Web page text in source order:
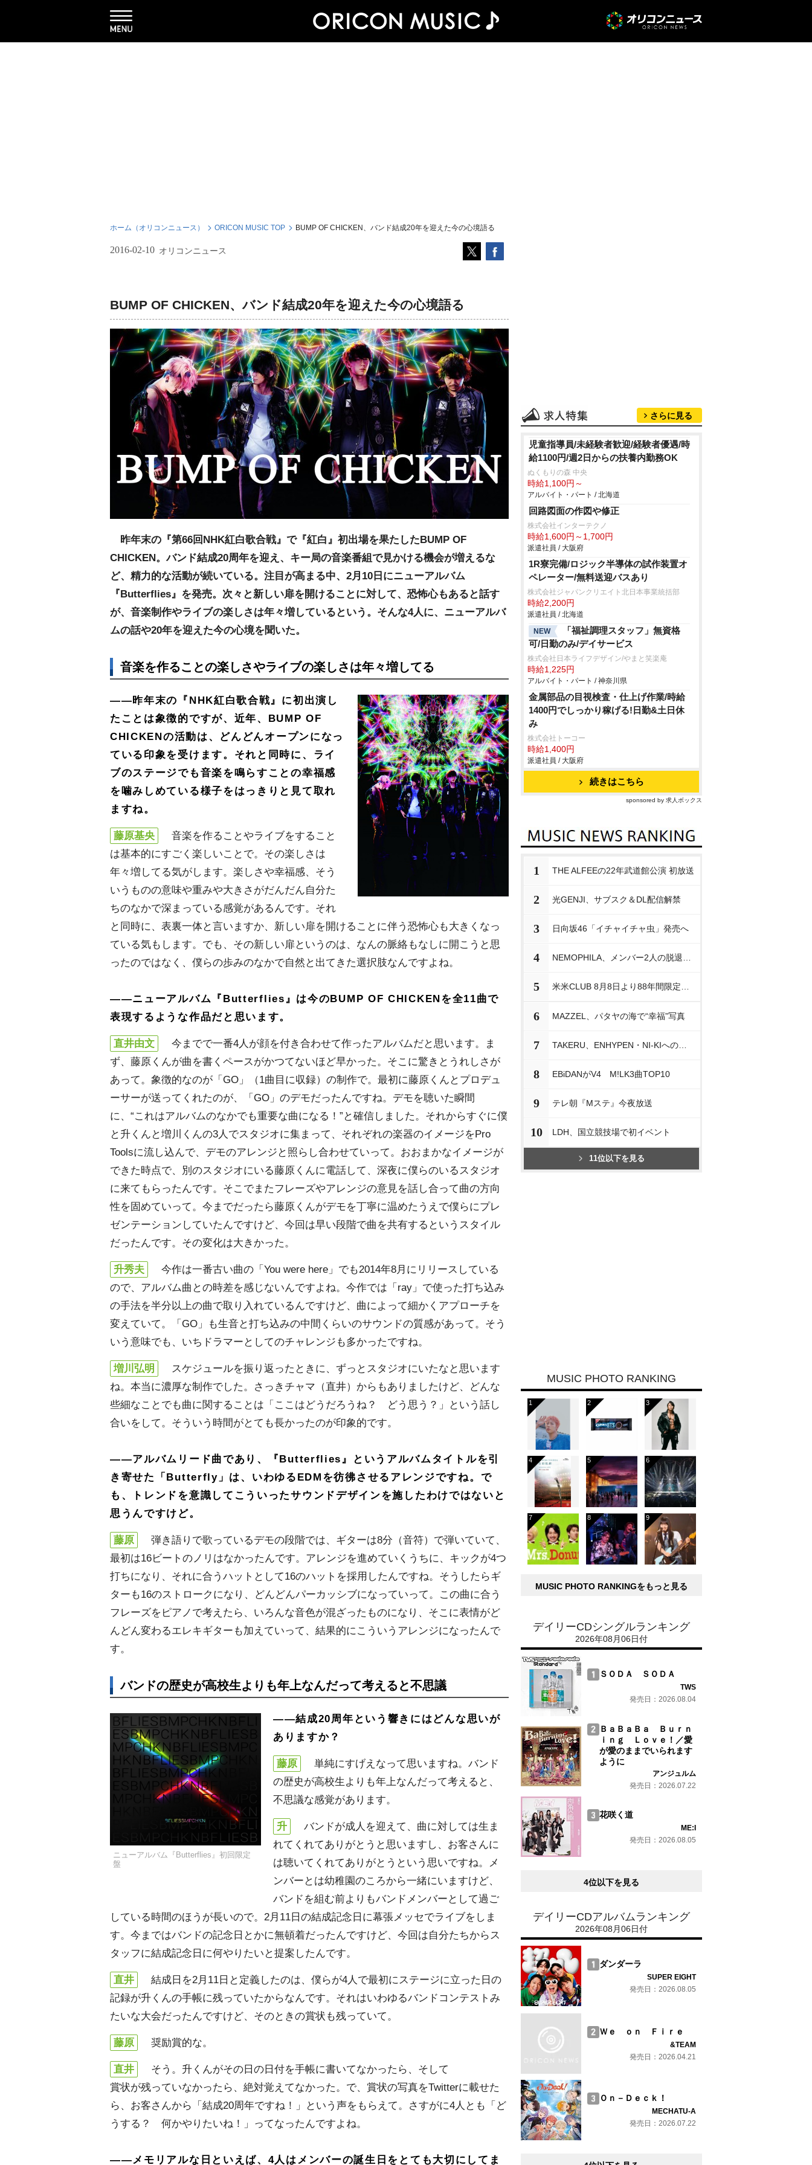
ホーム（オリコンニュース） ORICON MUSIC TOP BUMP OF CHICKEN、バンド結成20年を迎えた今の心境語る
2016-02-10 オリコンニュース
BUMP OF CHICKEN、バンド結成20年を迎えた今の心境語る
昨年末の『第66回NHK紅白歌合戦』で『紅白』初出場を果たしたBUMP OF
CHICKEN。バンド結成20周年を迎え、キー局の音楽番組で見かける機会が増えるな
ど、精力的な活動が続いている。注目が高まる中、2月10日にニューアルバム
『Butterflies』を発売。次々と新しい扉を開けることに対して、恐怖心もあると話す
が、音楽制作やライブの楽しさは年々増しているという。そんな4人に、ニューアルバ
ムの話や20年を迎えた今の心境を聞いた。
音楽を作ることの楽しさやライブの楽しさは年々増してる
――昨年末の『NHK紅白歌合戦』に初出演し
たことは象徴的ですが、近年、BUMP OF
CHICKENの活動は、どんどんオープンになっ
ている印象を受けます。それと同時に、ライ
ブのステージでも音楽を鳴らすことの幸福感
を噛みしめている様子をはっきりと見て取れ
ますね。
藤原基央
音楽を作ることやライブをすること
は基本的にすごく楽しいことで。その楽しさは
年々増してる気がします。楽しさや幸福感、そう
いうものの意味や重みや大きさがだんだん自分た
ちのなかで深まっている感覚があるんです。それ
と同時に、表裏一体と言いますか、新しい扉を開けることに伴う恐怖心も大きくなっ
ている気もします。でも、その新しい扉というのは、なんの脈絡もなしに開こうと思
ったのではなく、僕らの歩みのなかで自然と出てきた選択肢なんですよね。
――ニューアルバム『Butterflies』は今のBUMP OF CHICKENを全11曲で
表現するような作品だと思います。
直井由文
今までで一番4人が顔を付き合わせて作ったアルバムだと思います。ま
ず、藤原くんが曲を書くペースがかつてないほど早かった。そこに驚きとうれしさが
あって。象徴的なのが「GO」（1曲目に収録）の制作で。最初に藤原くんとプロデュ
ーサーが送ってくれたのが、「GO」のデモだったんですね。デモを聴いた瞬間
に、“これはアルバムのなかでも重要な曲になる！”と確信しました。それからすぐに僕
と升くんと増川くんの3人でスタジオに集まって、それぞれの楽器のイメージをPro
Toolsに流し込んで、デモのアレンジと照らし合わせていって。おおまかなイメージが
できた時点で、別のスタジオにいる藤原くんに電話して、深夜に僕らのいるスタジオ
に来てもらったんです。そこでまたフレーズやアレンジの意見を話し合って曲の方向
性を固めていって。今までだったら藤原くんがデモを丁寧に温めたうえで僕らにプレ
ゼンテーションしていたんですけど、今回は早い段階で曲を共有するというスタイル
だったんです。その変化は大きかった。
升秀夫
今作は一番古い曲の「You were here」でも2014年8月にリリースしている
ので、アルバム曲との時差を感じないんですよね。今作では「ray」で使った打ち込み
の手法を半分以上の曲で取り入れているんですけど、曲によって細かくアプローチを
変えていて。「GO」も生音と打ち込みの中間くらいのサウンドの質感があって。そう
いう意味でも、いちドラマーとしてのチャレンジも多かったですね。
増川弘明
スケジュールを振り返ったときに、ずっとスタジオにいたなと思います
ね。本当に濃厚な制作でした。さっきチャマ（直井）からもありましたけど、どんな
些細なことでも曲に関することは「ここはどうだろうね？ どう思う？」という話し
合いをして。そういう時間がとても長かったのが印象的です。
――アルバムリード曲であり、『Butterflies』というアルバムタイトルを引
き寄せた「Butterfly」は、いわゆるEDMを彷彿させるアレンジですね。で
も、トレンドを意識してこういったサウンドデザインを施したわけではないと
思うんですけど。
藤原
弾き語りで歌っているデモの段階では、ギターは8分（音符）で弾いていて、
最初は16ビートのノリはなかったんです。アレンジを進めていくうちに、キックが4つ
打ちになり、それに合うハットとして16のハットを採用したんですね。そうしたらギ
ターも16のストロークになり、どんどんパーカッシブになっていって。この曲に合う
フレーズをピアノで考えたら、いろんな音色が混ざったものになり、そこに表情がど
んどん変わるエレキギターも加えていって、結果的にこういうアレンジになったんで
す。
バンドの歴史が高校生よりも年上なんだって考えると不思議
ニューアルバム『Butterflies』初回限定
盤
――結成20周年という響きにはどんな思いが
ありますか？
藤原
単純にすげえなって思いますね。バンド
の歴史が高校生よりも年上なんだって考えると、
不思議な感覚があります。
升
バンドが成人を迎えて、曲に対しては生ま
れてくれてありがとうと思いますし、お客さんに
は聴いてくれてありがとうという思いですね。メ
ンバーとは幼稚園のころから一緒にいますけど、
バンドを組む前よりもバンドメンバーとして過ご
している時間のほうが長いので。2月11日の結成記念日に幕張メッセでライブをしま
す。今まではバンドの記念日とかに無頓着だったんですけど、今回は自分たちからス
タッフに結成記念日に何やりたいと提案したんです。
直井
結成日を2月11日と定義したのは、僕らが4人で最初にステージに立った日の
記録が升くんの手帳に残っていたからなんです。それはいわゆるバンドコンテストみ
たいな大会だったんですけど、そのときの賞状も残っていて。
藤原 奨励賞的な。
直井
そう。升くんがその日の日付を手帳に書いてなかったら、そして
賞状が残っていなかったら、絶対覚えてなかった。で、賞状の写真をTwitterに載せた
ら、お客さんから「結成20周年ですね！」という声をもらえて。さすがに4人とも「ど
うする？ 何かやりたいね！」ってなったんですよね。
――メモリアルな日といえば、4人はメンバーの誕生日をとても大切にしてま
さらに見る
児童指導員/未経験者歓迎/経験者優遇/時
給1100円/週2日からの扶養内勤務OK
ぬくもりの森 中央
時給1,100円～
アルバイト・パート / 北海道
回路図面の作図や修正
株式会社インターテクノ
時給1,600円～1,700円
派遣社員 / 大阪府
1R寮完備/ロジック半導体の試作装置オ
ペレーター/無料送迎バスあり
株式会社ジャパンクリエイト北日本事業統括部
時給2,200円
派遣社員 / 北海道
NEW
「福祉調理スタッフ」無資格
可/日勤のみ/デイサービス
株式会社日本ライフデザイン/やまと笑楽庵
時給1,225円
アルバイト・パート / 神奈川県
金属部品の目視検査・仕上げ作業/時給
1400円でしっかり稼げる!日勤&土日休
み
株式会社トーコー
時給1,400円
派遣社員 / 大阪府
続きはこちら
sponsored by 求人ボックス
1 THE ALFEEの22年武道館公演 初放送
2 光GENJI、サブスク＆DL配信解禁
3 日向坂46「イチャイチャ虫」発売へ
4
5
6 MAZZEL、パタヤの海で“幸福”写真
7
8 EBiDANがV4 M!LK3曲TOP10
9 テレ朝『Mステ』今夜放送
10 LDH、国立競技場で初イベント
11位以下を見る
MUSIC PHOTO RANKING
MUSIC PHOTO RANKINGをもっと見る
デイリーCDシングルランキング
2026年08月06日付
ＳＯＤＡ ＳＯＤＡ
TWS
発売日：2026.08.04
ＢａＢａＢａ Ｂｕｒｎ
ｉｎｇ Ｌｏｖｅ！／愛
が愛のままでいられます
ように
アンジュルム
発売日：2026.07.22
花咲く道
ME:I
発売日：2026.08.05
4位以下を見る
デイリーCDアルバムランキング
2026年08月06日付
ダンダーラ
SUPER EIGHT
発売日：2026.08.05
Ｗｅ ｏｎ Ｆｉｒｅ
&TEAM
発売日：2026.04.21
Ｏｎ－Ｄｅｃｋ！
MECHATU-A
発売日：2026.07.22